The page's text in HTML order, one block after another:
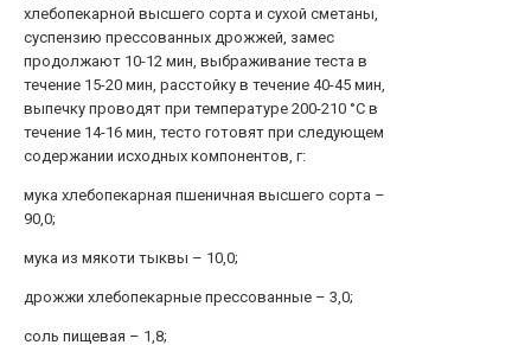
хлебопекарной высшего сорта и сухой сметаны,
суспензию прессованных дрожжей, замес
продолжают 10-12 мин, выбраживание теста в
течение 15-20 мин, расстойку в течение 40-45 мин,
выпечку проводят при температуре 200-210 °С в
течение 14-16 мин, тесто готовят при следующем
содержании исходных компонентов, г:
мука хлебопекарная пшеничная высшего сорта –
90,0;
мука из мякоти тыквы – 10,0;
дрожжи хлебопекарные прессованные – 3,0;
соль пищевая – 1,8;